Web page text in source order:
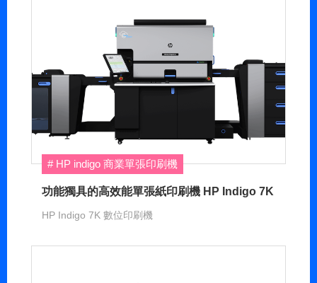
HP indigo 商業單張印刷機
功能獨具的高效能單張紙印刷機 HP Indigo 7K
HP Indigo 7K 數位印刷機